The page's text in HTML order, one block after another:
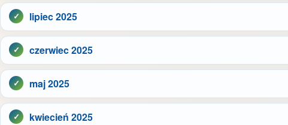
lipiec 2025
czerwiec 2025
maj 2025
kwiecień 2025